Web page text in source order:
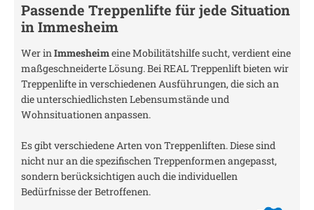
Passende Treppenlifte für jede Situation
inImmesheim
Wer inImmesheimeine Mobilitätshilfe sucht, verdient eine
maßgeschneiderte Lösung. Bei REAL Treppenlift bieten wir
Treppenlifte in verschiedenen Ausführungen, die sich an
die unterschiedlichsten Lebensumstände und
Wohnsituationen anpassen.
Es gibt verschiedene Arten von Treppenliften. Diese sind
nicht nur an die spezifischen Treppenformen angepasst,
sondern berücksichtigen auch die individuellen
Bedürfnisse der Betroffenen.